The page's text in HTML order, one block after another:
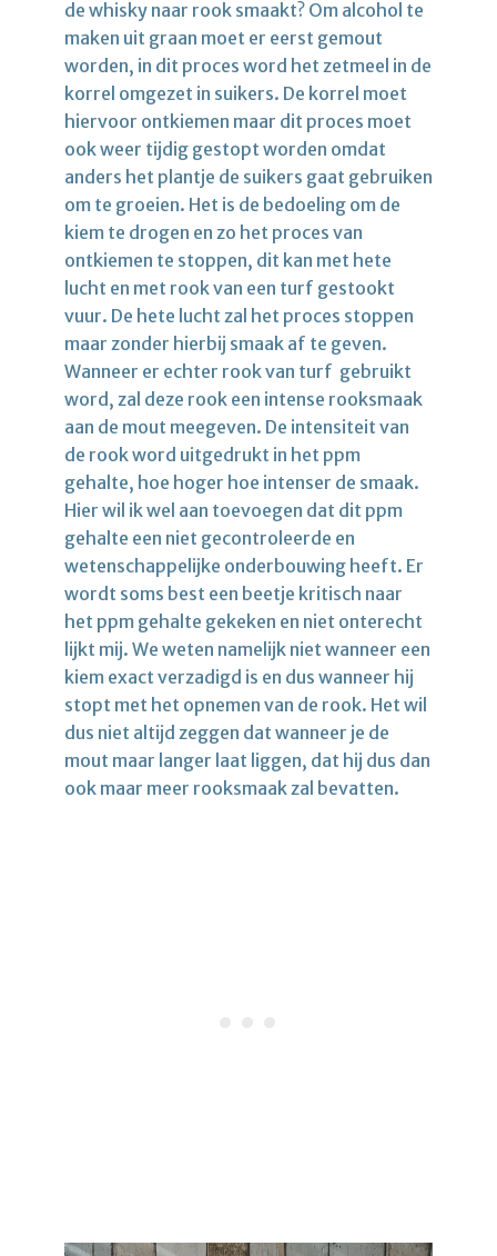
de whisky naar rook smaakt? Om alcohol te
maken uit graan moet er eerst gemout
worden, in dit proces word het zetmeel in de
korrel omgezet in suikers. De korrel moet
hiervoor ontkiemen maar dit proces moet
ook weer tijdig gestopt worden omdat
anders het plantje de suikers gaat gebruiken
om te groeien. Het is de bedoeling om de
kiem te drogen en zo het proces van
ontkiemen te stoppen, dit kan met hete
lucht en met rook van een turf gestookt
vuur. De hete lucht zal het proces stoppen
maar zonder hierbij smaak af te geven.
Wanneer er echter rook van turf gebruikt
word, zal deze rook een intense rooksmaak
aan de mout meegeven. De intensiteit van
de rook word uitgedrukt in het ppm
gehalte, hoe hoger hoe intenser de smaak.
Hier wil ik wel aan toevoegen dat dit ppm
gehalte een niet gecontroleerde en
wetenschappelijke onderbouwing heeft. Er
wordt soms best een beetje kritisch naar
het ppm gehalte gekeken en niet onterecht
lijkt mij. We weten namelijk niet wanneer een
kiem exact verzadigd is en dus wanneer hij
stopt met het opnemen van de rook. Het wil
dus niet altijd zeggen dat wanneer je de
mout maar langer laat liggen, dat hij dus dan
ook maar meer rooksmaak zal bevatten.